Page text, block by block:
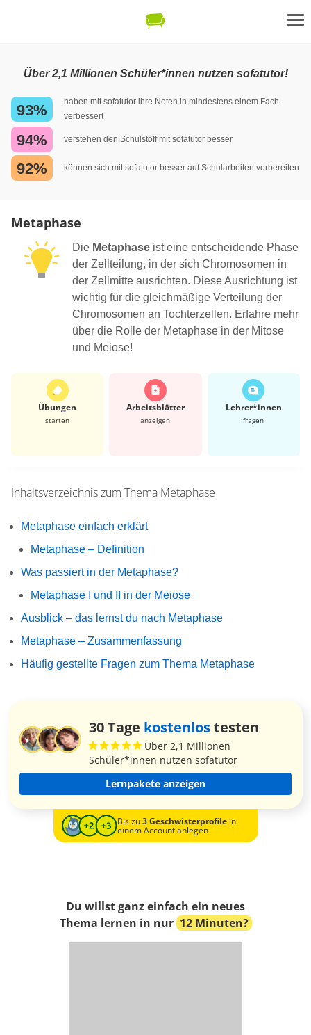
Über 2,1 Millionen Schüler*innen nutzen sofatutor!
93%
haben mit sofatutor ihre Noten in mindestens einem Fach
verbessert
94% verstehen den Schulstoff mit sofatutor besser
92% können sich mit sofatutor besser auf Schularbeiten vorbereiten
Metaphase
Die Metaphase ist eine entscheidende Phase
der Zellteilung, in der sich Chromosomen in
der Zellmitte ausrichten. Diese Ausrichtung ist
wichtig für die gleichmäßige Verteilung der
Chromosomen an Tochterzellen. Erfahre mehr
über die Rolle der Metaphase in der Mitose
und Meiose!
Übungen
starten
Arbeits­blätter
anzeigen
Lehrer*​innen
fragen
Inhaltsverzeichnis zum Thema Metaphase
Metaphase einfach erklärt
Metaphase – Definition
Was passiert in der Metaphase?
Metaphase I und II in der Meiose
Ausblick – das lernst du nach Metaphase
Metaphase – Zusammenfassung
Häufig gestellte Fragen zum Thema Metaphase
30 Tage kostenlostesten
Über 2,1 Millionen
Schüler*innen nutzen sofatutor
Lernpakete anzeigen
Bis zu3 Geschwisterprofilein
einem Account anlegen
Du willst ganz einfach ein neues
Thema lernen in nur 12 Minuten?